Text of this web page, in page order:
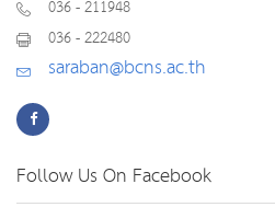
036 - 211948
036 - 222480
saraban@bcns.ac.th
Follow Us On Facebook